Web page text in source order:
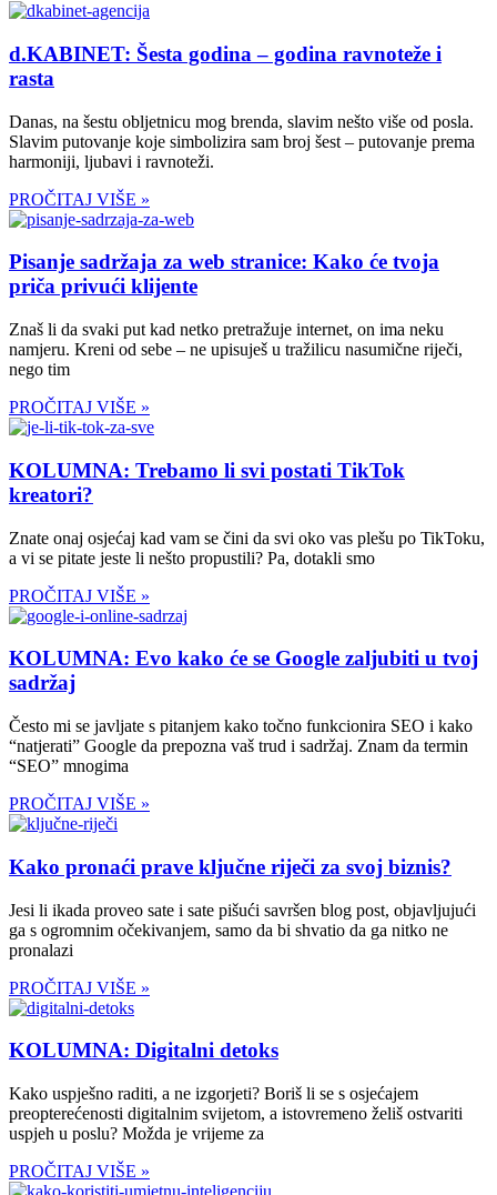
d.KABINET: Šesta godina – godina ravnoteže i
rasta
Danas, na šestu obljetnicu mog brenda, slavim nešto više od posla.
Slavim putovanje koje simbolizira sam broj šest – putovanje prema
harmoniji, ljubavi i ravnoteži.
PROČITAJ VIŠE »
Pisanje sadržaja za web stranice: Kako će tvoja
priča privući klijente
Znaš li da svaki put kad netko pretražuje internet, on ima neku
namjeru. Kreni od sebe – ne upisuješ u tražilicu nasumične riječi,
nego tim
PROČITAJ VIŠE »
KOLUMNA: Trebamo li svi postati TikTok
kreatori?
Znate onaj osjećaj kad vam se čini da svi oko vas plešu po TikToku,
a vi se pitate jeste li nešto propustili? Pa, dotakli smo
PROČITAJ VIŠE »
KOLUMNA: Evo kako će se Google zaljubiti u tvoj
sadržaj
Često mi se javljate s pitanjem kako točno funkcionira SEO i kako
“natjerati” Google da prepozna vaš trud i sadržaj. Znam da termin
“SEO” mnogima
PROČITAJ VIŠE »
Kako pronaći prave ključne riječi za svoj biznis?
Jesi li ikada proveo sate i sate pišući savršen blog post, objavljujući
ga s ogromnim očekivanjem, samo da bi shvatio da ga nitko ne
pronalazi
PROČITAJ VIŠE »
KOLUMNA: Digitalni detoks
Kako uspješno raditi, a ne izgorjeti? Boriš li se s osjećajem
preopterećenosti digitalnim svijetom, a istovremeno želiš ostvariti
uspjeh u poslu? Možda je vrijeme za
PROČITAJ VIŠE »